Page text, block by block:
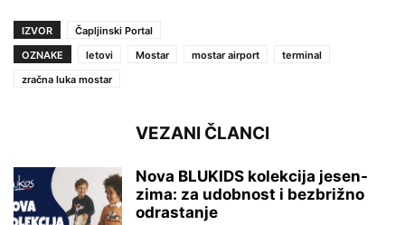
IZVOR
Čapljinski Portal
OZNAKE
letovi Mostar mostar airport
terminal
zračna luka mostar
VEZANI ČLANCI
Nova BLUKIDS kolekcija jesen-
zima: za udobnost i bezbrižno
odrastanje